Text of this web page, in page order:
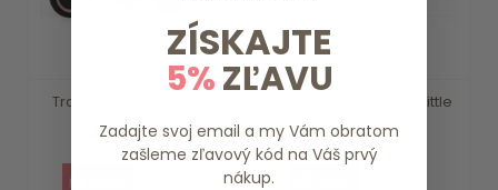
Trojkolka Razor Pro 6v1,
Coral Pink Zopa
Detský batoh Farma Little
Dutch
ZÍSKAJTE
5%ZĽAVU
Zadajte svoj email a my Vám obratom
zašleme zľavový kód na Váš prvý
nákup.